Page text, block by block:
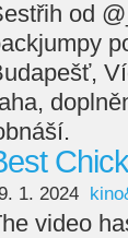
od
1. 2024
video